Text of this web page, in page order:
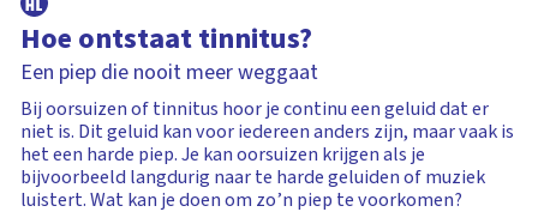
Hoe ontstaat tinnitus?
Een piep die nooit meer weggaat
Bij oorsuizen of tinnitus hoor je continu een geluid dat er
niet is. Dit geluid kan voor iedereen anders zijn, maar vaak is
het een harde piep. Je kan oorsuizen krijgen als je
bijvoorbeeld langdurig naar te harde geluiden of muziek
luistert. Wat kan je doen om zo’n piep te voorkomen?